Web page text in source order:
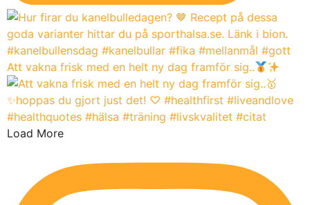
Att vakna frisk med en helt ny dag framför sig..
Load More